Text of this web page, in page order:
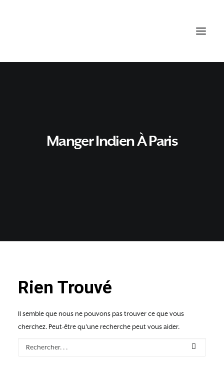
Manger Indien À Paris
Rien Trouvé
Il semble que nous ne pouvons pas trouver ce que vous
cherchez. Peut-être qu'une recherche peut vous aider.